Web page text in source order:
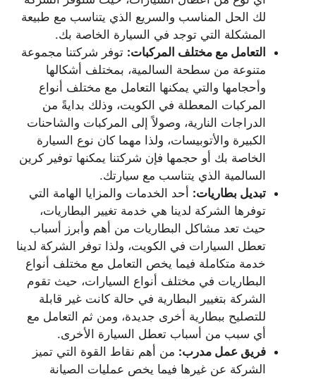
لك الحل المناسب والسريع الذي يتناسب مع طبيعة
المشكلة التي توجد في السيارة الخاصة بك.
التعامل مع مختلف المركبات: توفر شركتنا مجموعة
متنوعة من سطحة السالمية، بمختلف أشكالها
وأحجامها والتي يمكنها التعامل مع مختلف أنواع
المركبات المعطلة في الكويت، وذلك بدايةً من
الدراجات النارية، وصولاً إلى المركبات والشاحنات
الكبيرة والأتوبيسات، ولذا مهما كان نوع السيارة
الخاصة بك أو حجمها فإن شركتنا يمكنها توفير كرين
السالمية الذي يتناسب مع سيارتك.
تبديل بطاريات: أحد الخدمات والمزايا الهامة التي
توفرها الشركة لدينا هي خدمة تغيير البطاريات،
حيث تعد مشاكل البطاريات من أهم وأبرز أسباب
تعطل السيارات في الكويت، ولذا توفر الشركة لدينا
خدمة متكاملة فيما يخص التعامل مع مختلف أنواع
البطاريات في مختلف أنواع السيارات، حيث تقوم
الشركة بتغيير البطارية في حالة كانت غير قابلة
للتصليح ببطارية أخرى جديدة، ومن ثم التعامل مع
أي سبب من أسباب تعطل السيارة الأخرى.
فريق عمل مدرب: من أهم نقاط القوة التي تميز
الشركة عن غيرها فيما يخص عمليات الصيانة